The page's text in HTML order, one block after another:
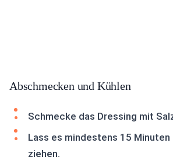
Abschmecken und Kühlen
Schmecke das Dressing mit
Lass es mindestens 15 Minuten
ziehen.